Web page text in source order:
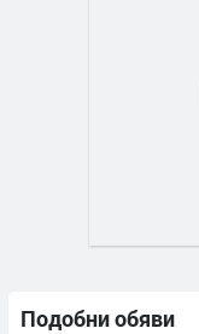
Подобни обяви